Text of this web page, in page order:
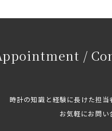
/
時計の知識と経験に長けた担当
お気軽にお問い